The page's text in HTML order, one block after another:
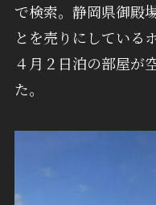
で検索。静岡県御殿
とを売りにしている
４月２日泊の部屋が
た。